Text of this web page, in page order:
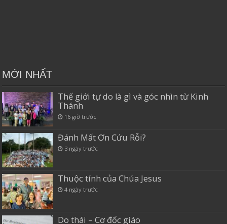
MỚI NHẤT
Thế giới tự do là gì và góc nhìn từ Kinh
Thánh
16 giờ trước
Đánh Mất Ơn Cứu Rỗi?
3 ngày trước
Thuộc tính của Chúa Jesus
4 ngày trước
Do thái – Cơ đốc giáo